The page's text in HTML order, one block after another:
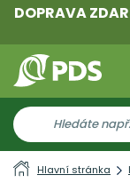
DOPRAVA
Hlavní stránka